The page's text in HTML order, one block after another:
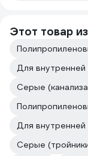
Этот товар
Серые
Серые